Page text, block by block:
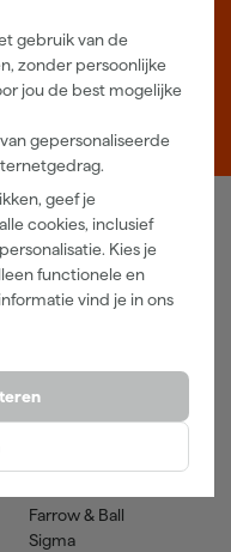
gebruik van de
zonder persoonlijke
jou de best mogelijke
gepersonaliseerde
geef je
cookies, inclusief
Kies je
functionele en
vind je in ons
-coatings
Merken
Farrow & Ball
Sigma